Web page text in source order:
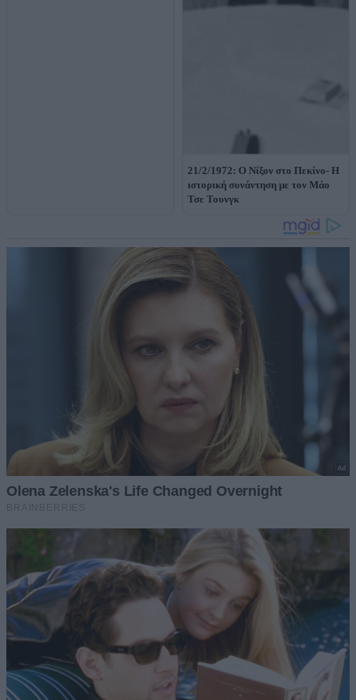
21/2/1972: Ο Νίξον στο Πεκίνο- Η
ιστορική συνάντηση με τον Μάο
Τσε Τουνγκ